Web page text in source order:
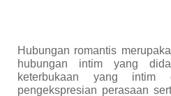
Hubungan romantis
hubungan intim yang
keterbukaan yang intim
pengekspresian perasaan